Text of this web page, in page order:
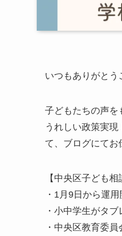
いつもありがとう
子どもたちの声を
うれしい政策実
て、ブログにてお
【中央区子ども相
・1月9日から運
・小中学生がタ
・中央区教育委